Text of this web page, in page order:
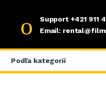
Support+421 911
Email: